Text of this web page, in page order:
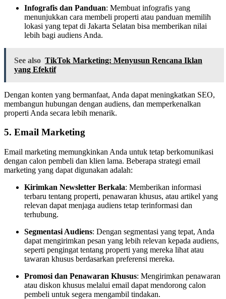
Infografis dan Panduan: Membuat infografis yang
menunjukkan cara membeli properti atau panduan memilih
lokasi yang tepat di Jakarta Selatan bisa memberikan nilai
lebih bagi audiens Anda.
See also TikTok Marketing: Menyusun Rencana Iklan
yang Efektif
Dengan konten yang bermanfaat, Anda dapat meningkatkan SEO,
membangun hubungan dengan audiens, dan memperkenalkan
properti Anda secara lebih menarik.
5. Email Marketing
Email marketing memungkinkan Anda untuk tetap berkomunikasi
dengan calon pembeli dan klien lama. Beberapa strategi email
marketing yang dapat digunakan adalah:
Kirimkan Newsletter Berkala: Memberikan informasi
terbaru tentang properti, penawaran khusus, atau artikel yang
relevan dapat menjaga audiens tetap terinformasi dan
terhubung.
Segmentasi Audiens: Dengan segmentasi yang tepat, Anda
dapat mengirimkan pesan yang lebih relevan kepada audiens,
seperti pengingat tentang properti yang mereka lihat atau
tawaran khusus berdasarkan preferensi mereka.
Promosi dan Penawaran Khusus: Mengirimkan penawaran
atau diskon khusus melalui email dapat mendorong calon
pembeli untuk segera mengambil tindakan.